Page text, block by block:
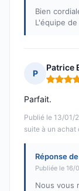
Bien
L'équipe
P
Patrice
Note : 5
Publié le 13/01/
suite à un
Parfait.
Réponse
Publiée le 16/
Nous vous